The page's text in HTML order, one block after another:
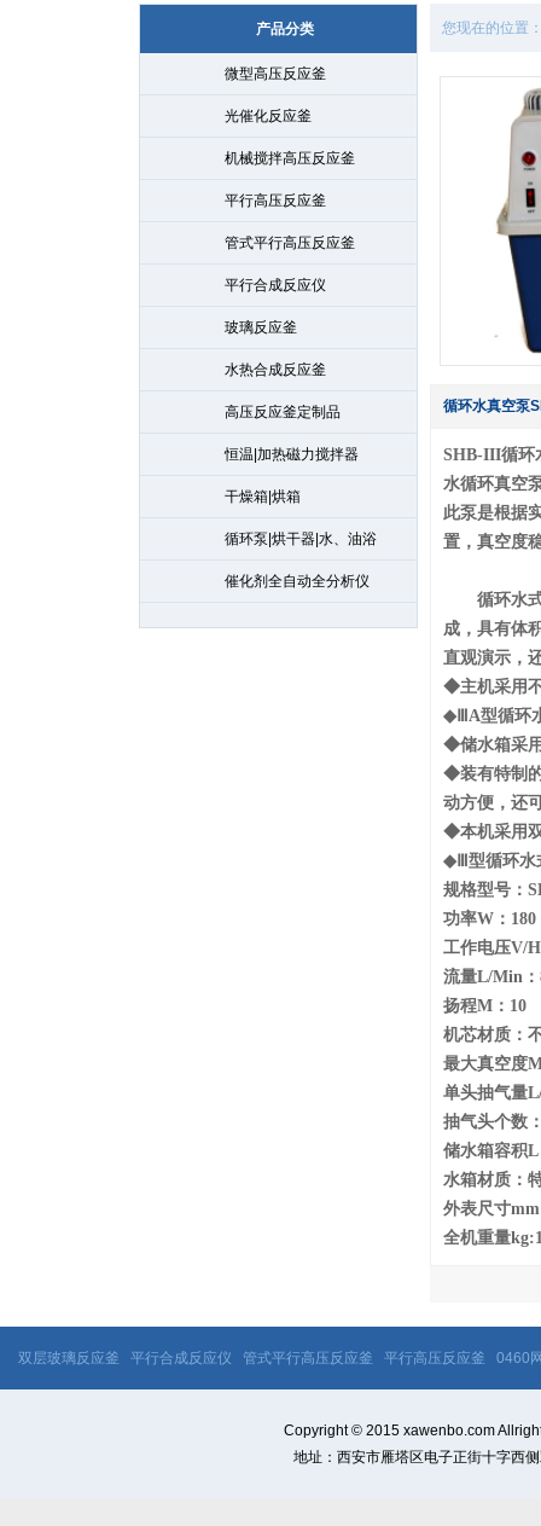
产品分类
微型高压反应釜
光催化反应釜
机械搅拌高压反应釜
平行高压反应釜
管式平行高压反应釜
平行合成反应仪
玻璃反应釜
水热合成反应釜
高压反应釜定制品
恒温|加热磁力搅拌器
干燥箱|烘箱
循环泵|烘干器|水、油浴
催化剂全自动全分析仪
您现在的位置
循环水真空泵
SHB-III循环
水循环真空
此泵是根据
置，真空度
循环水
成，具有体
直观演示，
◆主机采用
◆ⅢA型循环
◆储水箱采
◆装有特制
动方便，还
◆本机采用
◆Ⅲ型循环水
规格型号：
功率W：180
工作电压V/
流量L/Min：
扬程M：10
机芯材质：
最大真空度
单头抽气量
抽气头个数
储水箱容积L
水箱材质：
外表尺寸
全机重量
双层玻璃反应釜 平行合成反应仪 管式平行高压反应釜 平行高压反应釜 0460
Copyright © 2015 xawenbo.com
地址：西安市雁塔区电子正街十字